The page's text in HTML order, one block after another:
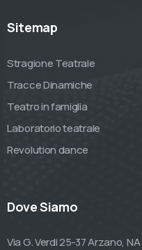
Sitemap
Stragione Teatrale
Tracce Dinamiche
Teatro in famiglia
Laboratorio teatrale
Revolution dance
Dove Siamo
Via G. Verdi 25-37 Arzano, NA